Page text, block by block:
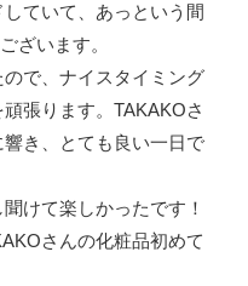
ていて、あっという間
ざいます。
ので、ナイスタイミング
張ります。TAKAKOさ
き、とても良い一日で
けて楽しかったです！
さんの化粧品初めて